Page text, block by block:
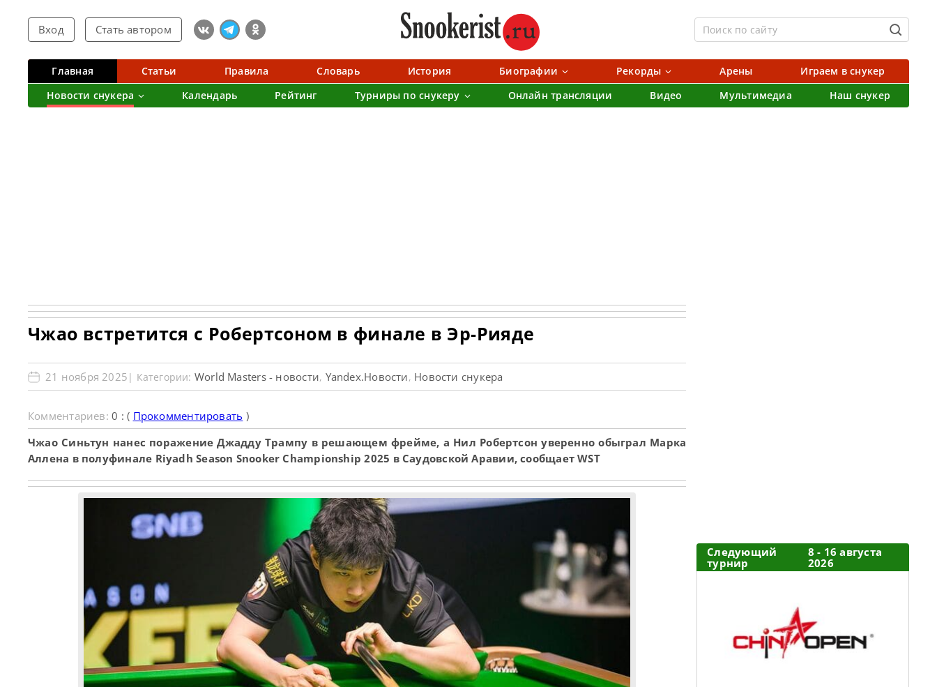
Вход Стать автором
Главная Статьи Правила Словарь История Биографии Рекорды Арены
Играем в снукер
Новости снукера
Календарь Рейтинг Турниры по снукеру Онлайн трансляции Видео Мультимедиа Наш снукер
Чжао встретится с Робертсоном в финале в Эр-Рияде
21 ноября 2025 | Категории: World Masters - новости, Yandex.Новости, Новости снукера
Комментариев:0 : ( Прокомментировать )
Чжао Синьтун нанес поражение Джадду Трампу в решающем фрейме, а Нил Робертсон уверенно обыграл Марка
Аллена в полуфинале Riyadh Season Snooker Championship 2025 в Саудовской Аравии, сообщает WST
Следующий
турнир
8 - 16 августа
2026